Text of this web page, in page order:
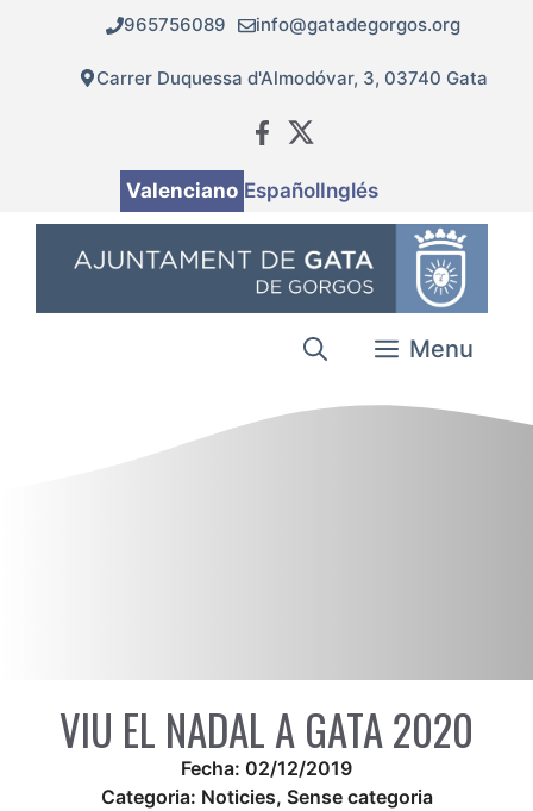
contingut
965756089 info@gatadegorgos.org
Carrer Duquessa d'Almodóvar, 3, 03740 Gata
Valenciano EspañolInglés
Menu
VIU EL NADAL A GATA 2020
Fecha: 02/12/2019
Categoria: Noticies, Sense categoria